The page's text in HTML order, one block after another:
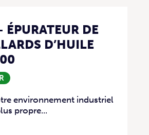
DE
D’HUILE
environnement industriel
propre...